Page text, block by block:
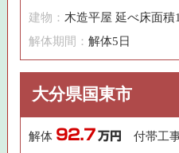
建物： 木造平屋 延べ床面積
解体期間：解体5日
大分県国東市
解体 92.7 万円 付帯工